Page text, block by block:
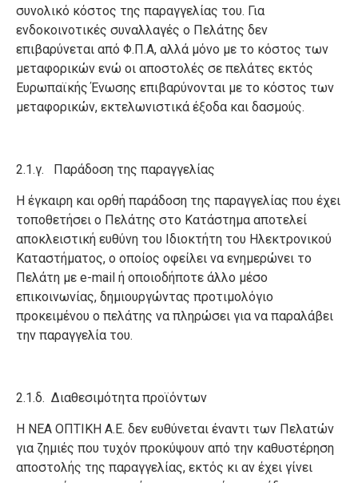
συνολικό κόστος της παραγγελίας του. Για
ενδοκοινοτικές συναλλαγές ο Πελάτης δεν
επιβαρύνεται από Φ.Π.Α, αλλά μόνο με το κόστος των
μεταφορικών ενώ οι αποστολές σε πελάτες εκτός
Ευρωπαϊκής Ένωσης επιβαρύνονται με το κόστος των
μεταφορικών, εκτελωνιστικά έξοδα και δασμούς.
2.1.γ. Παράδοση της παραγγελίας
Η έγκαιρη και ορθή παράδοση της παραγγελίας που έχει
τοποθετήσει ο Πελάτης στο Κατάστημα αποτελεί
αποκλειστική ευθύνη του Ιδιοκτήτη του Ηλεκτρονικού
Καταστήματος, ο οποίος οφείλει να ενημερώνει το
Πελάτη με e-mail ή οποιοδήποτε άλλο μέσο
επικοινωνίας, δημιουργώντας προτιμολόγιο
προκειμένου ο πελάτης να πληρώσει για να παραλάβει
την παραγγελία του.
2.1.δ. Διαθεσιμότητα προϊόντων
Η ΝΕΑ ΟΠΤΙΚΗ Α.Ε. δεν ευθύνεται έναντι των Πελατών
για ζημιές που τυχόν προκύψουν από την καθυστέρηση
αποστολής της παραγγελίας, εκτός κι αν έχει γίνει